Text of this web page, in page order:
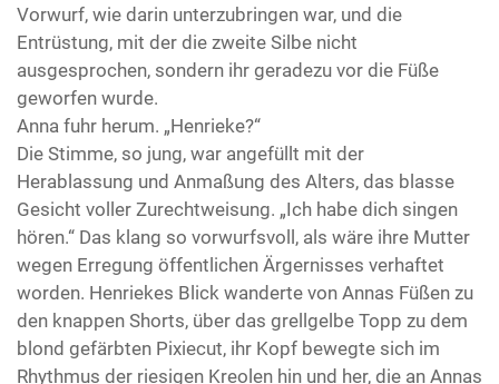
Vorwurf, wie darin unterzubringen war, und die
Entrüstung, mit der die zweite Silbe nicht
ausgesprochen, sondern ihr geradezu vor die Füße
geworfen wurde.
Anna fuhr herum. „Henrieke?“
Die Stimme, so jung, war angefüllt mit der
Herablassung und Anmaßung des Alters, das blasse
Gesicht voller Zurechtweisung. „Ich habe dich singen
hören.“ Das klang so vorwurfsvoll, als wäre ihre Mutter
wegen Erregung öffentlichen Ärgernisses verhaftet
worden. Henriekes Blick wanderte von Annas Füßen zu
den knappen Shorts, über das grellgelbe Topp zu dem
blond gefärbten Pixiecut, ihr Kopf bewegte sich im
Rhythmus der riesigen Kreolen hin und her, die an Annas